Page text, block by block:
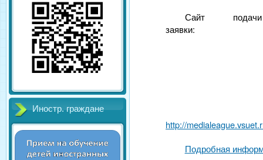
Иностр. граждане
Сайт подачи
заявки:
http://
Подробная